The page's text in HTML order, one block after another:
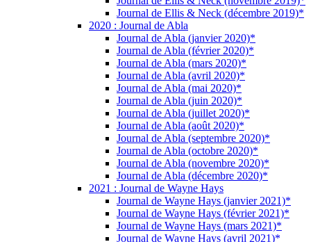
Journal de Ellis & Neck (décembre 2019)*
2020 : Journal de Abla
Journal de Abla (janvier 2020)*
Journal de Abla (février 2020)*
Journal de Abla (mars 2020)*
Journal de Abla (avril 2020)*
Journal de Abla (mai 2020)*
Journal de Abla (juin 2020)*
Journal de Abla (juillet 2020)*
Journal de Abla (août 2020)*
Journal de Abla (septembre 2020)*
Journal de Abla (octobre 2020)*
Journal de Abla (novembre 2020)*
Journal de Abla (décembre 2020)*
2021 : Journal de Wayne Hays
Journal de Wayne Hays (janvier 2021)*
Journal de Wayne Hays (février 2021)*
Journal de Wayne Hays (mars 2021)*
Journal de Wayne Hays (avril 2021)*